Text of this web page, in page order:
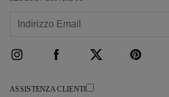
ASSISTENZA CLIENTI